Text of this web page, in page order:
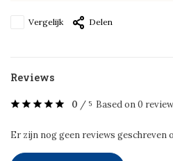
Vergelijk Delen
Reviews
0 / 5 Based on 0
Er zijn nog geen reviews geschreven